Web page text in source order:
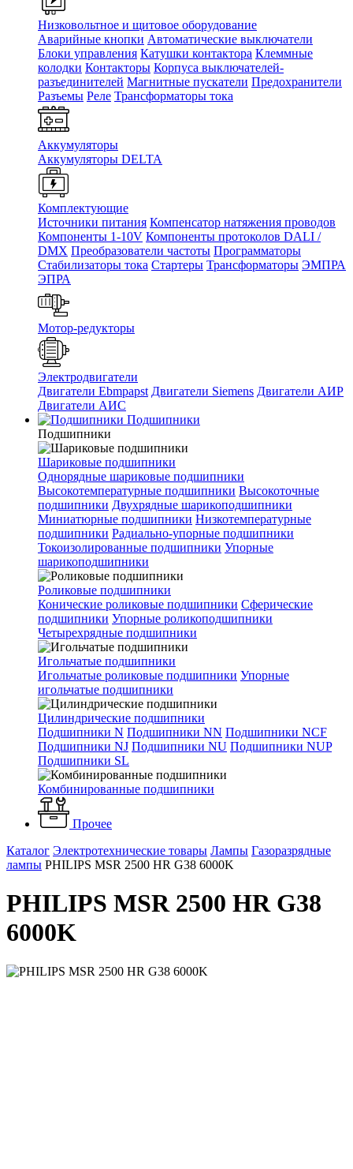
Низковольтное и щитовое оборудование
Аварийные кнопки Автоматические выключатели
Блоки управления Катушки контактора Клеммные
колодки Контакторы Корпуса выключателей-
разъединителей Магнитные пускатели Предохранители
Разъемы Реле Трансформаторы тока
Аккумуляторы
Аккумуляторы DELTA
Комплектующие
Источники питания Компенсатор натяжения проводов
Компоненты 1-10V Компоненты протоколов DALI /
DMX Преобразователи частоты Программаторы
Стабилизаторы тока Стартеры Трансформаторы ЭМПРА
ЭПРА
Мотор-редукторы
Электродвигатели
Двигатели Ebmpapst Двигатели Siemens Двигатели АИР
Двигатели АИС
Подшипники
Подшипники
Шариковые подшипники
Однорядные шариковые подшипники
Высокотемпературные подшипники Высокоточные
подшипники Двухрядные шарикоподшипники
Миниатюрные подшипники Низкотемпературные
подшипники Радиально-упорные подшипники
Токоизолированные подшипники Упорные
шарикоподшипники
Роликовые подшипники
Конические роликовые подшипники Сферические
подшипники Упорные роликоподшипники
Четырехрядные подшипники
Игольчатые подшипники
Игольчатые роликовые подшипники Упорные
игольчатые подшипники
Цилиндрические подшипники
Подшипники N Подшипники NN Подшипники NCF
Подшипники NJ Подшипники NU Подшипники NUP
Подшипники SL
Комбинированные подшипники
Прочее
Каталог Электротехнические товары Лампы Газоразрядные
лампы PHILIPS MSR 2500 HR G38 6000K
PHILIPS MSR 2500 HR G38
6000K